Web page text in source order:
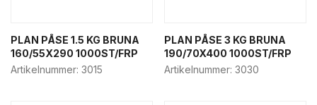
PLAN PÅSE 1.5 KG BRUNA
160/55X290 1000ST/FRP
Artikelnummer: 3015
PLAN PÅSE 3 KG BRUNA
190/70X400 1000ST/FRP
Artikelnummer: 3030